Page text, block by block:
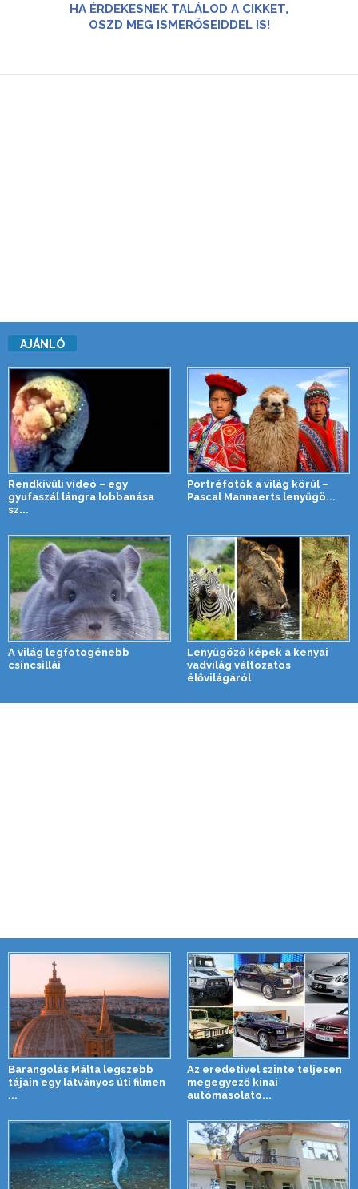
HA ÉRDEKESNEK TALÁLOD A CIKKET,
OSZD MEG ISMERŐSEIDDEL IS!
AJÁNLÓ
Rendkívüli videó – egy
gyufaszál lángra lobbanása
sz...
Portréfotók a világ körül –
Pascal Mannaerts lenyűgö...
A világ legfotogénebb
csincsillái
Lenyűgöző képek a kenyai
vadvilág változatos
élővilágáról
Barangolás Málta legszebb
tájain egy látványos úti filmen
...
Az eredetivel szinte teljesen
megegyező kínai
autómásolato...